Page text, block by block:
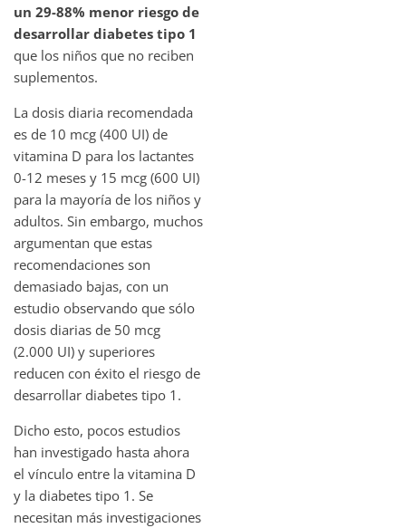
un 29-88% menor riesgo de
desarrollar diabetes tipo 1
que los niños que no reciben
suplementos.
La dosis diaria recomendada
es de 10 mcg (400 UI) de
vitamina D para los lactantes
0-12 meses y 15 mcg (600 UI)
para la mayoría de los niños y
adultos. Sin embargo, muchos
argumentan que estas
recomendaciones son
demasiado bajas, con un
estudio observando que sólo
dosis diarias de 50 mcg
(2.000 UI) y superiores
reducen con éxito el riesgo de
desarrollar diabetes tipo 1.
Dicho esto, pocos estudios
han investigado hasta ahora
el vínculo entre la vitamina D
y la diabetes tipo 1. Se
necesitan más investigaciones